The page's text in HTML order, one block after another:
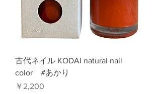
古代ネイル KODAI natural nail
color #あかり
価格
￥2,200